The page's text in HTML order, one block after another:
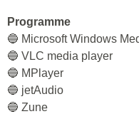
Programme
🔵 Microsoft Windows
🔵 VLC media player
🔵 MPlayer
🔵 jetAudio
🔵 Zune